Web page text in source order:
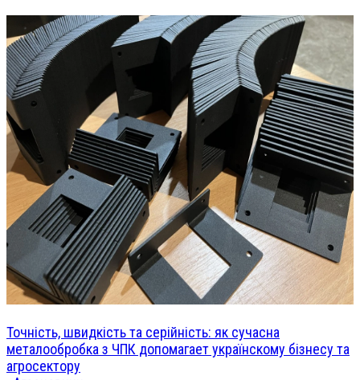
Точність, швидкість та серійність: як сучасна
металообробка з ЧПК допомагает українскому бізнесу та
агросектору